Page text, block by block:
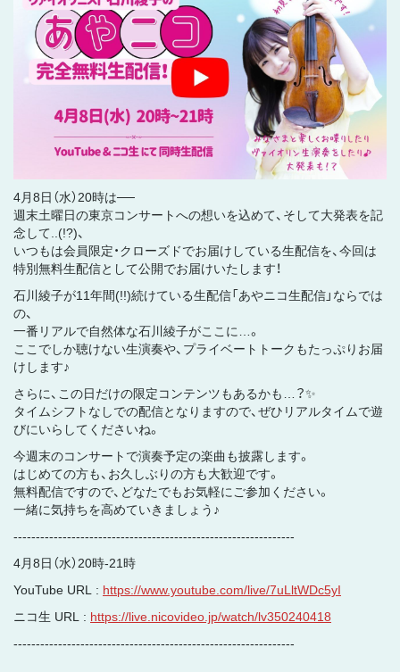
4月8日（水）20時は──
週末土曜日の東京コンサートへの想いを込めて、そして大発表を記
念して..(!?)、
いつもは会員限定・クローズドでお届けしている生配信を、今回は
特別無料生配信として公開でお届けいたします！
石川綾子が11年間(!!)続けている生配信「あやニコ生配信」ならでは
の、
一番リアルで自然体な石川綾子がここに…。
ここでしか聴けない生演奏や、プライベートトークもたっぷりお届
けします♪
さらに、この日だけの限定コンテンツもあるかも…？✨
タイムシフトなしでの配信となりますので、ぜひリアルタイムで遊
びにいらしてくださいね。
今週末のコンサートで演奏予定の楽曲も披露します。
はじめての方も、お久しぶりの方も大歓迎です。
無料配信ですので、どなたでもお気軽にご参加ください。
一緒に気持ちを高めていきましょう♪
---------------------------------------------------------------
4月8日（水）20時-21時
YouTube URL : https://www.youtube.com/live/7uLltWDc5yI
ニコ生 URL : https://live.nicovideo.jp/watch/lv350240418
---------------------------------------------------------------